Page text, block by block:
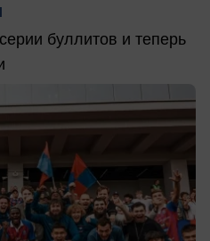
буллитов и теперь